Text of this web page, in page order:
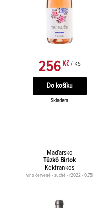
256 Kč / ks
Skladem
Maďarsko
Tűzkő Birtok
Kékfrankos
víno červené - suché - r2022 - 0,75l